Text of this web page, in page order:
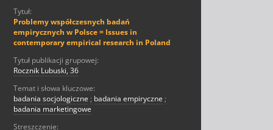
Tytuł:
Problemy współczesnych badań
empirycznych w Polsce = Issues in
contemporary empirical research in Poland
Tytuł publikacji grupowej:
Rocznik Lubuski, 36
Temat i słowa kluczowe:
badania socjologiczne ; badania empiryczne ;
badania marketingowe
Streszczenie: